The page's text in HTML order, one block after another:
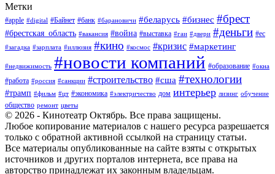
Метки
#apple #digital #Байнет #банк #барановичи #беларусь #бизнес #брест
#брестская_область #вакансия #война #выставка #гаи #двери #деньги #ес
#загадка #зарплата #иллюзия #кино #космос #кризис #маркетинг
#недвижимость #новости компаний #образование #окна
#работа #россия #санкции #строительство #сша #технологии
#трамп #фильм #цт #экономика #электричество дом интерьер лизинг обучение
общество ремонт цветы
© 2026 - Кинотеатр Октябрь. Все права защищены.
Любое копирование материалов с нашего ресурса разрешается
только с обратной активной ссылкой на страницу статьи.
Все материалы опубликованные на сайте взяты с открытых
источников и других порталов интернета, все права на
авторство принадлежат их законным владельцам.